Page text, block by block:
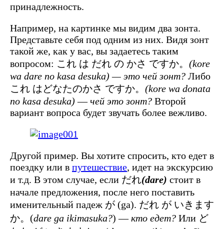
принадлежность.
Например, на картинке мы видим два зонта.
Представьте себя под одним из них. Видя зонт
такой же, как у вас, вы задаетесь таким
вопросом: これ は だれ の かさ ですか。 (kore
wa dare no kasa desuka) — это чей зонт? Либо
これ はどなたのかさ ですか。 (kore wa donata
no kasa desuka) —чей это зонт? Второй
вариант вопроса будет звучать более вежливо.
Другой пример. Вы хотите спросить, кто едет в
поездку или в путешествие, идет на экскурсию
и т.д. В этом случае, если だれ(dare) стоит в
начале предложения, после него поставить
именительный падеж が (ga). だれ が いきます
か。(dare ga ikimasuka?) —кто едет? Или ど